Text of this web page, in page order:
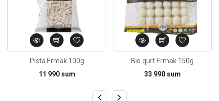
Pista Ermak 100g
11 990 sum
Bio qurt Ermak 150g
33 990 sum